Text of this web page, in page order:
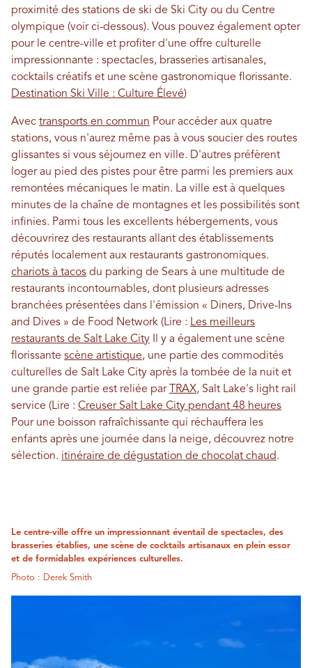
proximité des stations de ski de Ski City ou du Centre
olympique (voir ci-dessous). Vous pouvez également opter
pour le centre-ville et profiter d'une offre culturelle
impressionnante : spectacles, brasseries artisanales,
cocktails créatifs et une scène gastronomique florissante.
Destination Ski Ville : Culture Élevé)
Avec transports en commun Pour accéder aux quatre
stations, vous n'aurez même pas à vous soucier des routes
glissantes si vous séjournez en ville. D'autres préfèrent
loger au pied des pistes pour être parmi les premiers aux
remontées mécaniques le matin. La ville est à quelques
minutes de la chaîne de montagnes et les possibilités sont
infinies. Parmi tous les excellents hébergements, vous
découvrirez des restaurants allant des établissements
réputés localement aux restaurants gastronomiques.
chariots à tacos du parking de Sears à une multitude de
restaurants incontournables, dont plusieurs adresses
branchées présentées dans l'émission « Diners, Drive-Ins
and Dives » de Food Network (Lire : Les meilleurs
restaurants de Salt Lake City Il y a également une scène
florissante scène artistique, une partie des commodités
culturelles de Salt Lake City après la tombée de la nuit et
une grande partie est reliée par
TRAX, Salt Lake's light rail
service (Lire : Creuser Salt Lake City pendant 48 heures
Pour une boisson rafraîchissante qui réchauffera les
enfants après une journée dans la neige, découvrez notre
sélection. itinéraire de dégustation de chocolat chaud.
Le centre-ville offre un impressionnant éventail de spectacles, des
brasseries établies, une scène de cocktails artisanaux en plein essor
et de formidables expériences culturelles.
Photo : Derek Smith